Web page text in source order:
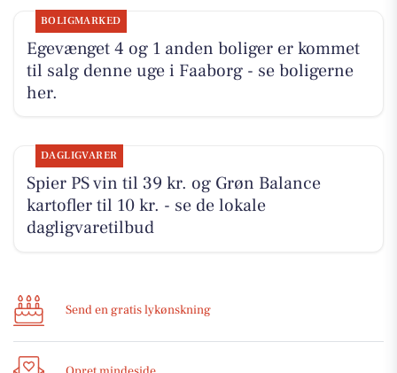
BOLIGMARKED
Egevænget 4 og 1 anden boliger er kommet
til salg denne uge i Faaborg - se boligerne
her.
DAGLIGVARER
Spier PS vin til 39 kr. og Grøn Balance
kartofler til 10 kr. - se de lokale
dagligvaretilbud
Send en gratis lykønskning